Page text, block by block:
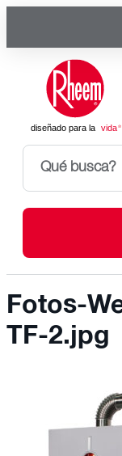
Fotos-
TF-2.jpg